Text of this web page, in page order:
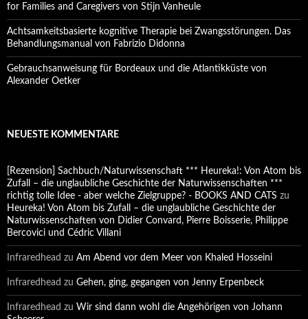
for Families and Caregivers von Stijn Vanheule
Achtsamkeitsbasierte kognitive Therapie bei Zwangsstörungen. Das
Behandlungsmanual von Fabrizio Didonna
Gebrauchsanweisung für Bordeaux und die Atlantikküste von
Alexander Oetker
NEUESTE KOMMENTARE
[Rezension] Sachbuch/Naturwissenschaft *** Heureka!: Von Atom bis
Zufall – die unglaubliche Geschichte der Naturwissenschaften ***
richtig tolle Idee - aber welche Zielgruppe? - BOOKS AND CATS zu
Heureka! Von Atom bis Zufall – die unglaubliche Geschichte der
Naturwissenschaften von Didier Convard, Pierre Boisserie, Philippe
Bercovici und Cédric Villani
Infraredhead zu Am Abend vor dem Meer von Khaled Hosseini
Infraredhead zu Gehen, ging, gegangen von Jenny Erpenbeck
Infraredhead zu Wir sind dann wohl die Angehörigen von Johann